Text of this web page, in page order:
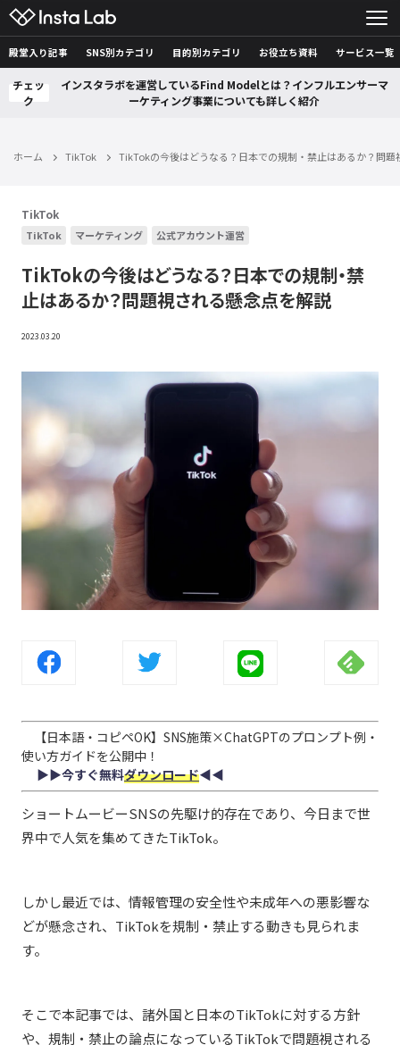
殿堂入り記事 SNS別カテゴリ 目的別カテゴリ お役立ち資料 サービス一覧
チェッ
ク
インスタラボを運営しているFind Modelとは？インフルエンサーマ
ーケティング事業についても詳しく紹介
ホーム TikTok TikTokの今後はどうなる？日本での規制・禁止はあるか？問題
TikTok
TikTok マーケティング 公式アカウント運営
TikTokの今後はどうなる？日本での規制・禁
止はあるか？問題視される懸念点を解説
2023.03.20
【日本語・コピペOK】SNS施策×ChatGPTのプロンプト例・
使い方ガイドを公開中！
▶︎▶︎今すぐ無料ダウンロード◀︎◀︎
ショートムービーSNSの先駆け的存在であり、今日まで世
界中で人気を集めてきたTikTok。
しかし最近では、情報管理の安全性や未成年への悪影響な
どが懸念され、TikTokを規制・禁止する動きも見られま
す。
そこで本記事では、諸外国と日本のTikTokに対する方針
や、規制・禁止の論点になっているTikTokで問題視される